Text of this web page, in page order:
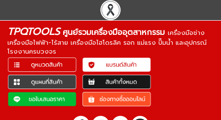
TPQTOOLSศูนย์รวมเครื่องมืออุตสาหกรรม เครื่องมือช่าง
เครื่องมือไฟฟ้า-ไร้สาย เครื่องมือไฮโดรลิค รอก แม่แรง ปั๊มน้ำ และอุปกรณ์
โรงงานครบวงจร